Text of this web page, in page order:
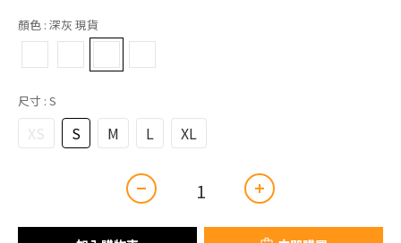
顏色 : 深灰 現貨
尺寸 : S
XS S M L XL